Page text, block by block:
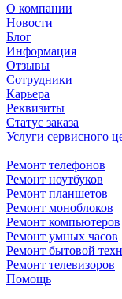
О компании
Новости
Блог
Информация
Отзывы
Сотрудники
Карьера
Реквизиты
Статус заказа
Услуги сервисного
Ремонт телефонов
Ремонт ноутбуков
Ремонт планшетов
Ремонт моноблоков
Ремонт компьютеров
Ремонт умных часов
Ремонт бытовой
Ремонт телевизоров
Помощь